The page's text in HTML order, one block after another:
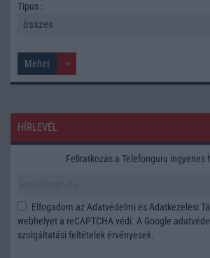
Tipus :
HÍRLEVÉL
Feliratkozás a Telefonguru ingyenes
Elfogadom az Adatvédelmi és Adatkezelési
webhelyet a reCAPTCHA védi. A Google
szolgáltatási feltételek érvényesek.